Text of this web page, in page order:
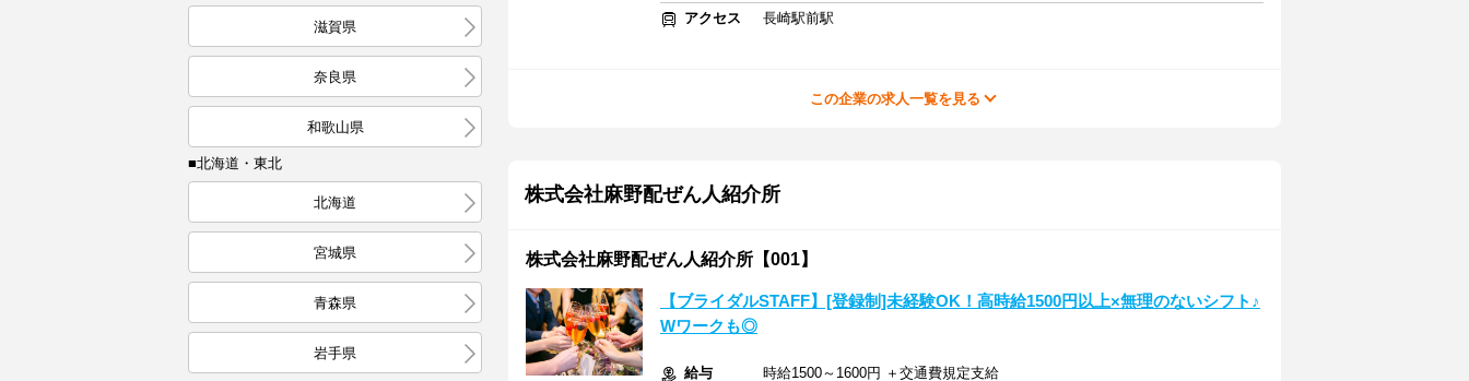
滋賀県
奈良県
和歌山県
■北海道・東北
北海道
宮城県
青森県
岩手県
アクセス
長崎駅前駅
この企業の求人一覧を見る
株式会社麻野配ぜん人紹介所
株式会社麻野配ぜん人紹介所【001】
【ブライダルSTAFF】[登録制]未経験OK！高時給1500円以上×無理のないシフト♪
Wワークも◎
給与
時給1500～1600円 ＋交通費規定支給